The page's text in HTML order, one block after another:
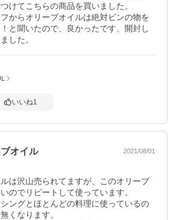
けてこちらの商品を買いました。
からオリーブオイルは絶対ビンの物を
と聞いたので、良かったです。開封し
した。
いいね1
オイル 2021/08/01
は沢山売られてますが、このオリーブ
のでリピートして使っています。
ングとほとんどの料理に使っているの
くなります。